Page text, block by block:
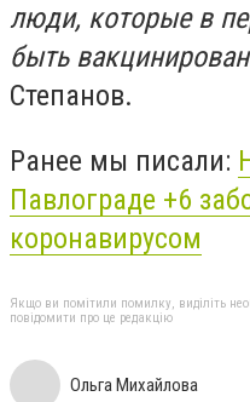
люди, которые в
быть
Степанов.
Ранее мы писали:
Павлограде +6
коронавирусом
Якщо ви помітили помилку, виділіть
повідомити про це редакцію
Ольга Михайлова